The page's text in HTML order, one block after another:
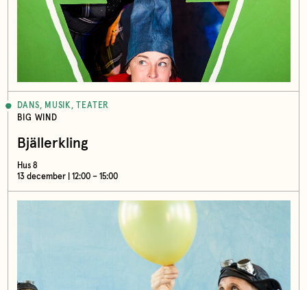
DANS, MUSIK, TEATER
BIG WIND
Bjällerkling
Hus 8
13 december | 12:00 – 15:00